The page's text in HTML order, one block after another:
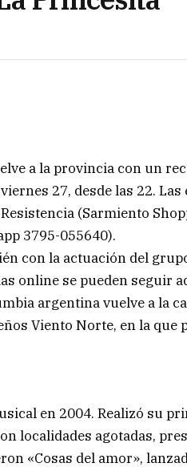
a la provincia con un
27, desde las 22.
(Sarmiento
3795-055640).
con la actuación del
online se pueden seguir
argentina vuelve a la
Viento Norte, en la
en 2004. Realizó su
localidades agotadas,
«Cosas del amor»,